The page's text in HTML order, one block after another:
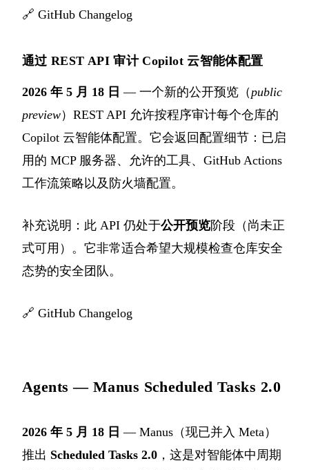
🔗 GitHub Changelog
通过 REST API 审计 Copilot 云智能体配置
2026 年 5 月 18 日 — 一个新的公开预览（public
preview）REST API 允许按程序审计每个仓库的
Copilot 云智能体配置。它会返回配置细节：已启
用的 MCP 服务器、允许的工具、GitHub Actions
工作流策略以及防火墙配置。
补充说明：此 API 仍处于公开预览阶段（尚未正
式可用）。它非常适合希望大规模检查仓库安全
态势的安全团队。
🔗 GitHub Changelog
Agents — Manus Scheduled Tasks 2.0
2026 年 5 月 18 日 — Manus（现已并入 Meta）
推出 Scheduled Tasks 2.0 ，这是对智能体中周期